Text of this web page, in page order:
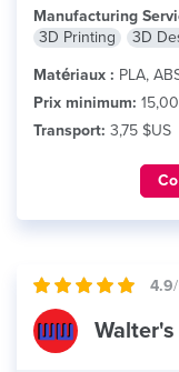
Manufacturing
3D Printing
3D
Matériaux : PLA,
Prix minimum:
Transport: 3,75 $US
4.9